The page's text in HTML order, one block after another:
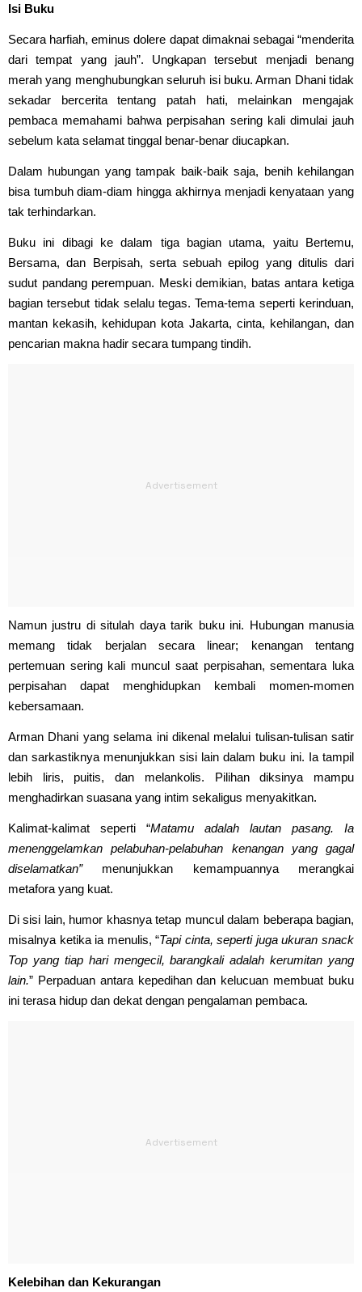
Isi Buku
Secara harfiah, eminus dolere dapat dimaknai sebagai “menderita
dari tempat yang jauh”. Ungkapan tersebut menjadi benang
merah yang menghubungkan seluruh isi buku. Arman Dhani tidak
sekadar bercerita tentang patah hati, melainkan mengajak
pembaca memahami bahwa perpisahan sering kali dimulai jauh
sebelum kata selamat tinggal benar-benar diucapkan.
Dalam hubungan yang tampak baik-baik saja, benih kehilangan
bisa tumbuh diam-diam hingga akhirnya menjadi kenyataan yang
tak terhindarkan.
Buku ini dibagi ke dalam tiga bagian utama, yaitu Bertemu,
Bersama, dan Berpisah, serta sebuah epilog yang ditulis dari
sudut pandang perempuan. Meski demikian, batas antara ketiga
bagian tersebut tidak selalu tegas. Tema-tema seperti kerinduan,
mantan kekasih, kehidupan kota Jakarta, cinta, kehilangan, dan
pencarian makna hadir secara tumpang tindih.
Namun justru di situlah daya tarik buku ini. Hubungan manusia
memang tidak berjalan secara linear; kenangan tentang
pertemuan sering kali muncul saat perpisahan, sementara luka
perpisahan dapat menghidupkan kembali momen-momen
kebersamaan.
Arman Dhani yang selama ini dikenal melalui tulisan-tulisan satir
dan sarkastiknya menunjukkan sisi lain dalam buku ini. Ia tampil
lebih liris, puitis, dan melankolis. Pilihan diksinya mampu
menghadirkan suasana yang intim sekaligus menyakitkan.
Kalimat-kalimat seperti “Matamu adalah lautan pasang. Ia
menenggelamkan pelabuhan-pelabuhan kenangan yang gagal
diselamatkan”menunjukkan kemampuannya merangkai
metafora yang kuat.
Di sisi lain, humor khasnya tetap muncul dalam beberapa bagian,
misalnya ketika ia menulis, “Tapi cinta, seperti juga ukuran snack
Top yang tiap hari mengecil, barangkali adalah kerumitan yang
lain.” Perpaduan antara kepedihan dan kelucuan membuat buku
ini terasa hidup dan dekat dengan pengalaman pembaca.
Kelebihan dan Kekurangan